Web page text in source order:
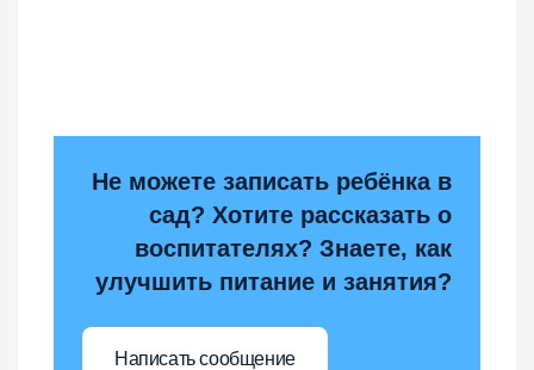
Не можете записать ребёнка в
сад? Хотите рассказать о
воспитателях? Знаете, как
улучшить питание и занятия?
Написать сообщение